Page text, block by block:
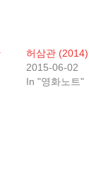
허삼관 (2014)
2015-06-02
In "영화노트"